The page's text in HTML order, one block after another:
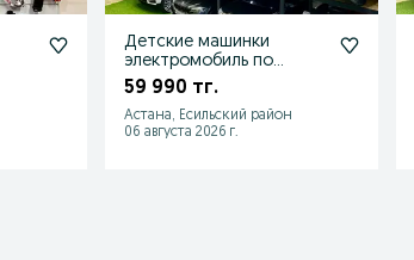
Детские машинки
электромобиль по
вкусным ценам
59 990 тг.
Астана, Есильский район
06 августа 2026 г.